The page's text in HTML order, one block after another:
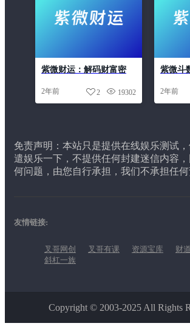
运势 配对 鬼谷解
黄大仙灵签
紫微财运：解码财富密
2年前 19302
2
紫微斗
2年前
免责声明：本站只是提供在线娱乐测试
遣娱乐一下，不提供任何封建迷信内容
何问题，由您自行承担，我们不承担任何
友情链接:
叉哥网创 叉哥有课 资源宝库 财道
斜杠一族
Copyright © 2003-2025 All Rights